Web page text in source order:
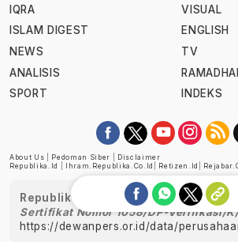
IQRA
ISLAM DIGEST
NEWS
ANALISIS
SPORT
VISUAL
ENGLISH
TV
INDEKS
About Us Pedoman Siber
Disclaimer
Republika.id
Ihram.republika.co.id Retizen.id
Republika telah diverifikasi oleh
Sertifikat Nomor 1058/DP-Verifikasi/
https://dewanpers.or.id/data/